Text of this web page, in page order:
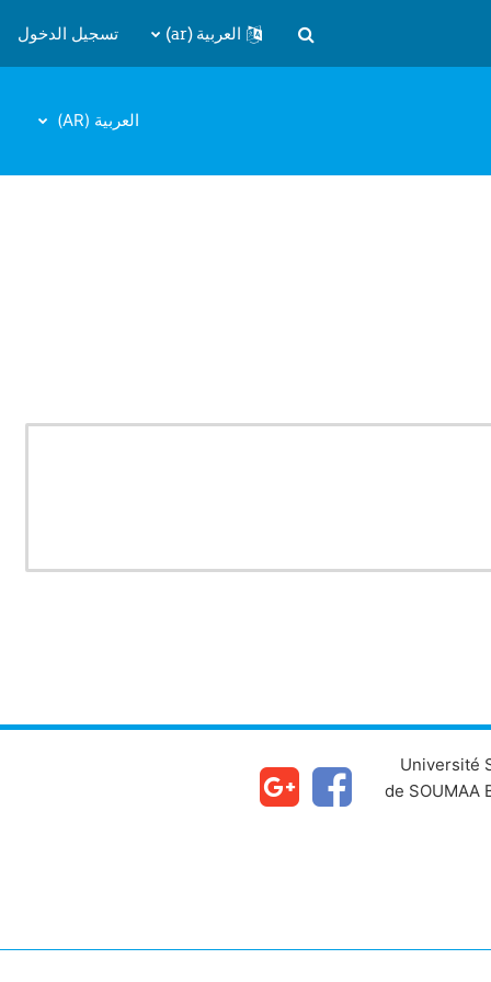
تبديل إدخال البحث
العربية ‎(ar)‎ تسجيل الدخول
العربية ‎(AR)‎
Université
de SOUMAA